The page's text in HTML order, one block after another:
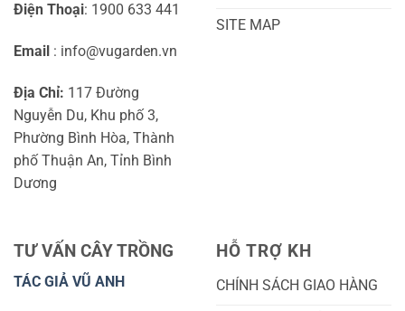
Điện Thoại: 1900 633 441
Email : info@vugarden.vn
Địa Chỉ: 117 Đường
Nguyễn Du, Khu phố 3,
Phường Bình Hòa, Thành
phố Thuận An, Tỉnh Bình
Dương
SITE MAP
TƯ VẤN CÂY TRỒNG
TÁC GIẢ VŨ ANH
HỖ TRỢ KH
CHÍNH SÁCH GIAO HÀNG